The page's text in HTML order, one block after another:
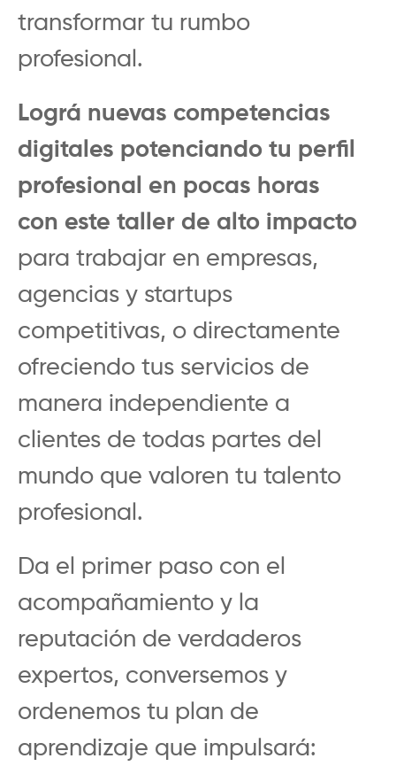
transformar tu rumbo
profesional.
Lográ nuevas competencias
digitales potenciando tu perfil
profesional en pocas horas
con este taller de alto impacto
para trabajar en empresas,
agencias y startups
competitivas, o directamente
ofreciendo tus servicios de
manera independiente a
clientes de todas partes del
mundo que valoren tu talento
profesional.
Da el primer paso con el
acompañamiento y la
reputación de verdaderos
expertos, conversemos y
ordenemos tu plan de
aprendizaje que impulsará: